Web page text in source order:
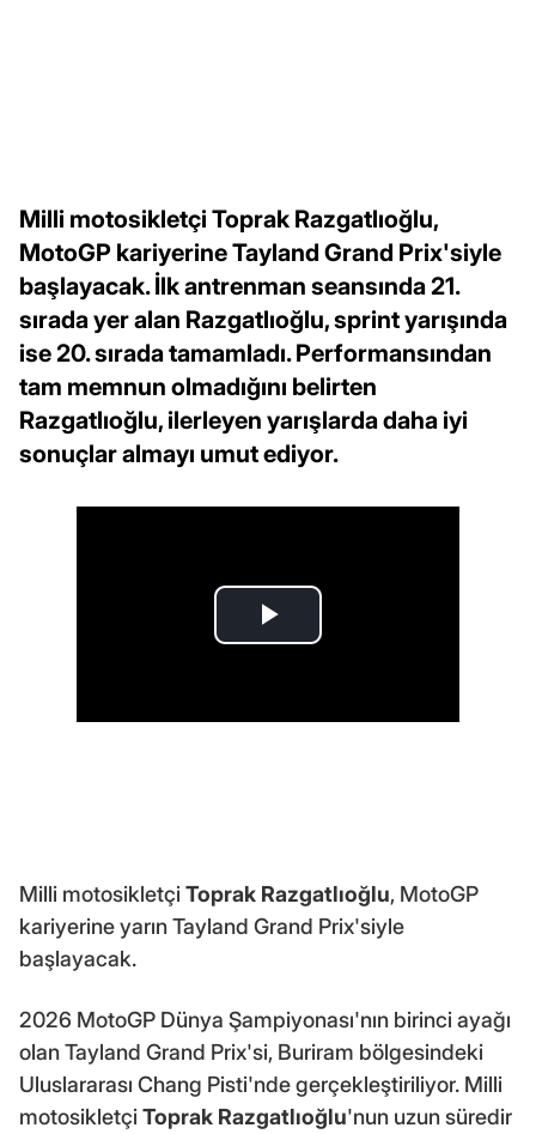
Milli motosikletçi Toprak Razgatlıoğlu,
MotoGP kariyerine Tayland Grand Prix'siyle
başlayacak. İlk antrenman seansında 21.
sırada yer alan Razgatlıoğlu, sprint yarışında
ise 20. sırada tamamladı. Performansından
tam memnun olmadığını belirten
Razgatlıoğlu, ilerleyen yarışlarda daha iyi
sonuçlar almayı umut ediyor.
Milli motosikletçiToprak Razgatlıoğlu, MotoGP
kariyerine yarın Tayland Grand Prix'siyle
başlayacak.
2026 MotoGP Dünya Şampiyonası'nın birinci ayağı
olan Tayland Grand Prix'si, Buriram bölgesindeki
Uluslararası Chang Pisti'nde gerçekleştiriliyor. Milli
motosikletçiToprak Razgatlıoğlu'nun uzun süredir